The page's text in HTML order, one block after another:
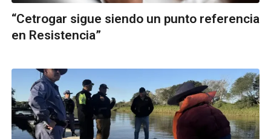
“Cetrogar sigue siendo un punto referencia
en Resistencia”